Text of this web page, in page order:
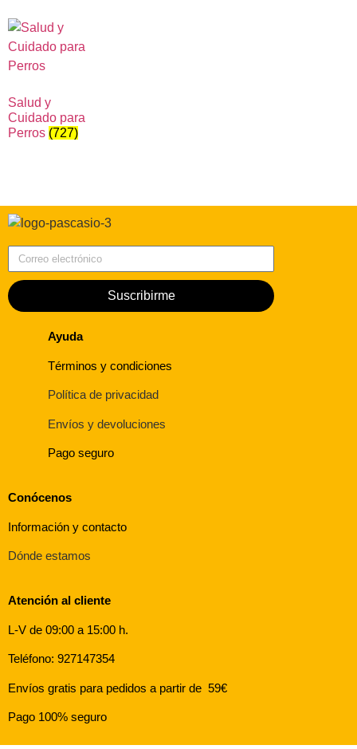
Salud y
Cuidado para
Perros (727)
Suscribirme
Ayuda
Términos y condiciones
Política de privacidad
Envíos y devoluciones
Pago seguro
Conócenos
Información y contacto
Dónde estamos
Atención al cliente
L-V de 09:00 a 15:00 h.
Teléfono: 927147354
Envíos gratis para pedidos a partir de 59€
Pago 100% seguro